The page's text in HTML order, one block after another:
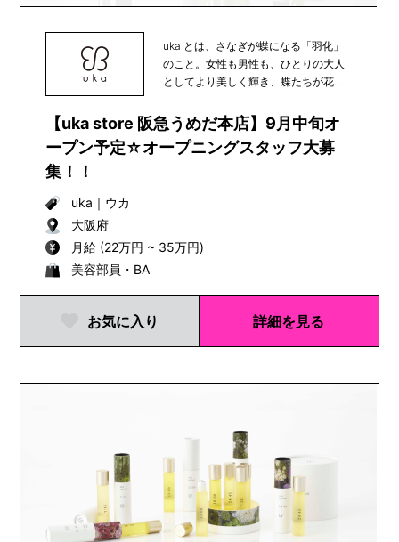
uka とは、さなぎが蝶になる「羽化」
のこと。女性も男性も、ひとりの大人
としてより美しく輝き、蝶たちが花か
【uka store 阪急うめだ本店】9月中旬オ
ープン予定☆オープニングスタッフ大募
集！！
uka ｜ ウカ
大阪府
月給 (22万円 ~ 35万円)
美容部員・BA
お気に入り 詳細を見る